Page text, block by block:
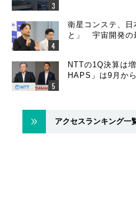
衛星コンステ、日
と」 宇宙開発の
NTTの1Q決算は
HAPS」は9月か
アクセスランキング一